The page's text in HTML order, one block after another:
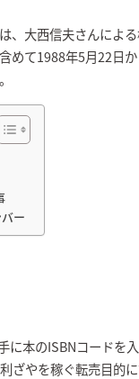
、大西信夫さんによ
て1988年5月22日か
ー
に本のISBNコードを
やを稼ぐ転売目的